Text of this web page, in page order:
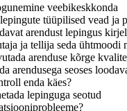
veebikeskkonda
tüüpilised vead ja
arendust lepingus
ja tellija seda ühtmoodi
arenduse kõrge
arendusega seoses
enda käes?
lepinguga seotud